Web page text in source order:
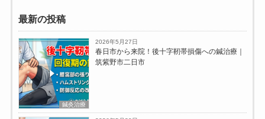
最新の投稿
鍼灸治療
2026年5月27日
春日市から来院！後十字靭帯損傷への鍼治療｜
筑紫野市二日市